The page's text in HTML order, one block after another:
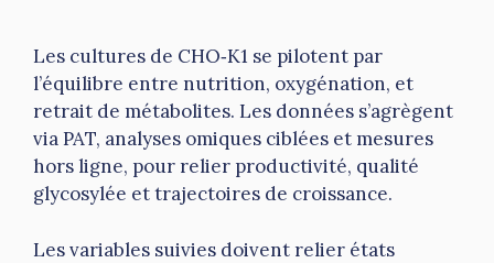
Les cultures de CHO‑K1 se pilotent par
l’équilibre entre nutrition, oxygénation, et
retrait de métabolites. Les données s’agrègent
via PAT, analyses omiques ciblées et mesures
hors ligne, pour relier productivité, qualité
glycosylée et trajectoires de croissance.
Les variables suivies doivent relier états